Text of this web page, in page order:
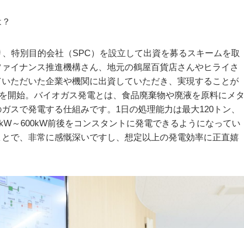
特別目的会社（SPC）を設立して出資を募るスキームを取
イナンス推進機構さん、地元の鶴屋百貨店さんやヒライさ
ただいた企業や機関に出資していただき、実現することが
開始。バイオガス発電とは、食品廃棄物や廃液を原料にメタ
スで発電する仕組みです。1日の処理能力は最大120トン、
～600kW前後をコンスタントに発電できるようになってい
で、非常に感慨深いですし、想定以上の発電効率に正直嬉